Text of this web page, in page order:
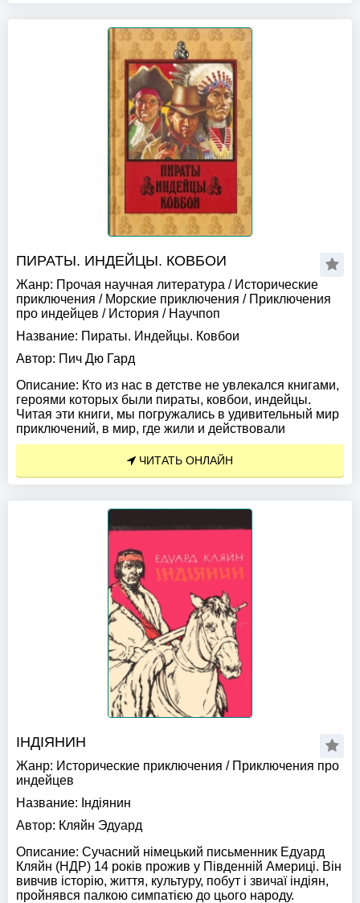
ПИРАТЫ. ИНДЕЙЦЫ. КОВБОИ
Жанр: Прочая научная литература / Исторические
приключения / Морские приключения / Приключения
про индейцев / История / Научпоп
Название: Пираты. Индейцы. Ковбои
Автор: Пич Дю Гард
Описание: Кто из нас в детстве не увлекался книгами,
героями которых были пираты, ковбои, индейцы.
Читая эти книги, мы погружались в удивительный мир
приключений, в мир, где жили и действовали
ЧИТАТЬ ОНЛАЙН
IНДIЯНИН
Жанр: Исторические приключения / Приключения про
индейцев
Название: Iндiянин
Автор: Кляйн Эдуард
Описание: Сучасний німецький письменник Едуард
Кляйн (НДР) 14 років прожив у Південній Америці. Він
вивчив історію, життя, культуру, побут і звичаї індіян,
пройнявся палкою симпатією до цього народу.